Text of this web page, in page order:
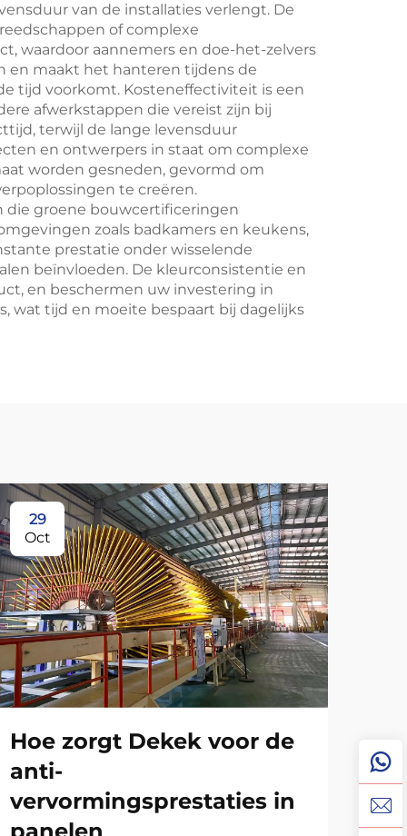
van de installaties verlengt. De
of complexe
waardoor aannemers en doe-het-zelvers
en maakt het hanteren tijdens de
tijd voorkomt. Kosteneffectiviteit is een
afwerkstappen die vereist zijn bij
terwijl de lange levensduur
en ontwerpers in staat om complexe
worden gesneden, gevormd om
te creëren.
die groene bouwcertificeringen
zoals badkamers en keukens,
prestatie onder wisselende
beïnvloeden. De kleurconsistentie en
en beschermen uw investering in
wat tijd en moeite bespaart bij dagelijks
29
Oct
Hoe zorgt Dekek voor de
anti-
vervormingsprestaties in
panelen